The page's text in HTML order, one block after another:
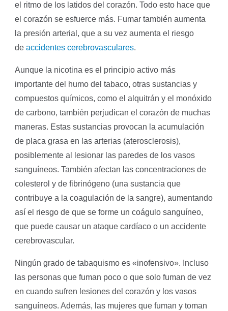
el ritmo de los latidos del corazón. Todo esto hace que
el corazón se esfuerce más. Fumar también aumenta
la presión arterial, que a su vez aumenta el riesgo
deaccidentes cerebrovasculares.
Aunque la nicotina es el principio activo más
importante del humo del tabaco, otras sustancias y
compuestos químicos, como el alquitrán y el monóxido
de carbono, también perjudican el corazón de muchas
maneras. Estas sustancias provocan la acumulación
de placa grasa en las arterias (aterosclerosis),
posiblemente al lesionar las paredes de los vasos
sanguíneos. También afectan las concentraciones de
colesterol y de fibrinógeno (una sustancia que
contribuye a la coagulación de la sangre), aumentando
así el riesgo de que se forme un coágulo sanguíneo,
que puede causar un ataque cardíaco o un accidente
cerebrovascular.
Ningún grado de tabaquismo es «inofensivo». Incluso
las personas que fuman poco o que solo fuman de vez
en cuando sufren lesiones del corazón y los vasos
sanguíneos. Además, las mujeres que fuman y toman